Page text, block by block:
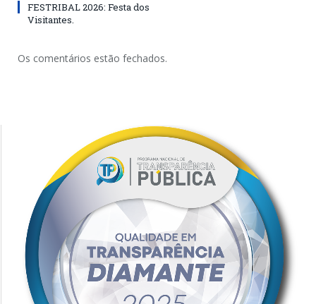
FESTRIBAL 2026: Festa dos
Visitantes.
Os comentários estão fechados.